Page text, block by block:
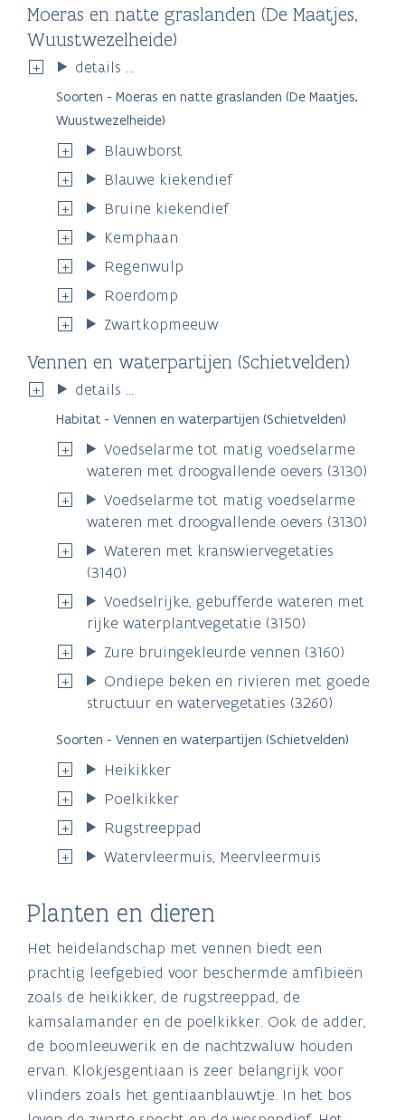
Moeras en natte graslanden (De Maatjes,
Wuustwezelheide)
details ...
Soorten - Moeras en natte graslanden (De Maatjes,
Wuustwezelheide)
Blauwborst
Blauwe kiekendief
Bruine kiekendief
Kemphaan
Regenwulp
Roerdomp
Zwartkopmeeuw
Vennen en waterpartijen (Schietvelden)
details ...
Habitat - Vennen en waterpartijen (Schietvelden)
Voedselarme tot matig voedselarme
wateren met droogvallende oevers (3130)
Voedselarme tot matig voedselarme
wateren met droogvallende oevers (3130)
Wateren met kranswiervegetaties
(3140)
Voedselrijke, gebufferde wateren met
rijke waterplantvegetatie (3150)
Zure bruingekleurde vennen (3160)
Ondiepe beken en rivieren met goede
structuur en watervegetaties (3260)
Soorten - Vennen en waterpartijen (Schietvelden)
Heikikker
Poelkikker
Rugstreeppad
Watervleermuis, Meervleermuis
Planten en dieren
Het heidelandschap met vennen biedt een
prachtig leefgebied voor beschermde amfibieën
zoals de heikikker, de rugstreeppad, de
kamsalamander en de poelkikker. Ook de adder,
de boomleeuwerik en de nachtzwaluw houden
ervan. Klokjesgentiaan is zeer belangrijk voor
vlinders zoals het gentiaanblauwtje. In het bos